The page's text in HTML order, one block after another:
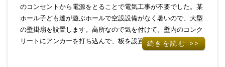
のコンセントから電源をとることで電気工事が不要でした。某
ホール子ども達が遊ぶホールで空設設備がなく暑いので、大型
の壁掛扇を設置します。高所なので気を付けて。壁内のコンク
リートにアンカーを打ち込んで、板を設置します。板を、…
続きを読む >>